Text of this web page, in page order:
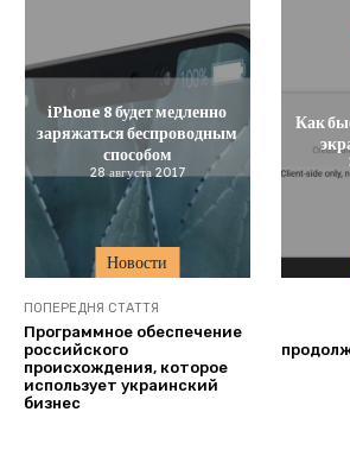
Новости
iPhone 8 будет медленно
заряжаться беспроводным
способом
28 августа 2017
Как
ПОПЕРЕДНЯ СТАТТЯ
Программное обеспечение
российского
происхождения, которое
использует украинский
бизнес